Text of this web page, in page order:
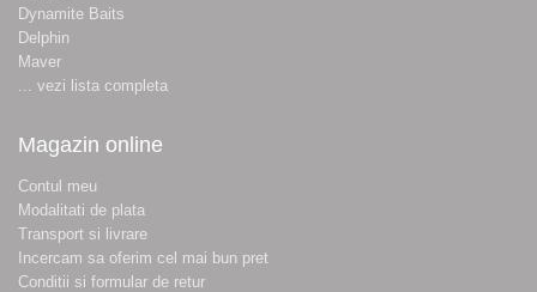
Dynamite Baits
Delphin
Maver
... vezi lista completa
Magazin online
Contul meu
Modalitati de plata
Transport si livrare
Incercam sa oferim cel mai bun pret
Conditii si formular de retur